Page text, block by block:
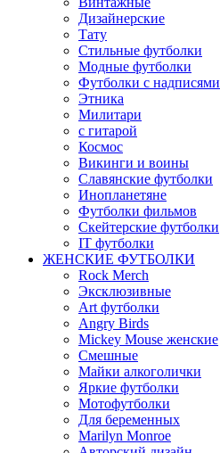
Дизайнерские
Тату
Стильные футболки
Модные футболки
Футболки с надписями
Этника
Милитари
с гитарой
Космос
Викинги и воины
Славянские футболки
Инопланетяне
Футболки фильмов
Скейтерские футболки
IT футболки
ЖЕНСКИЕ ФУТБОЛКИ
Rock Merch
Эксклюзивные
Art футболки
Angry Birds
Mickey Mouse женские
Смешные
Майки алкоголички
Яркие футболки
Мотофутболки
Для беременных
Marilyn Monroe